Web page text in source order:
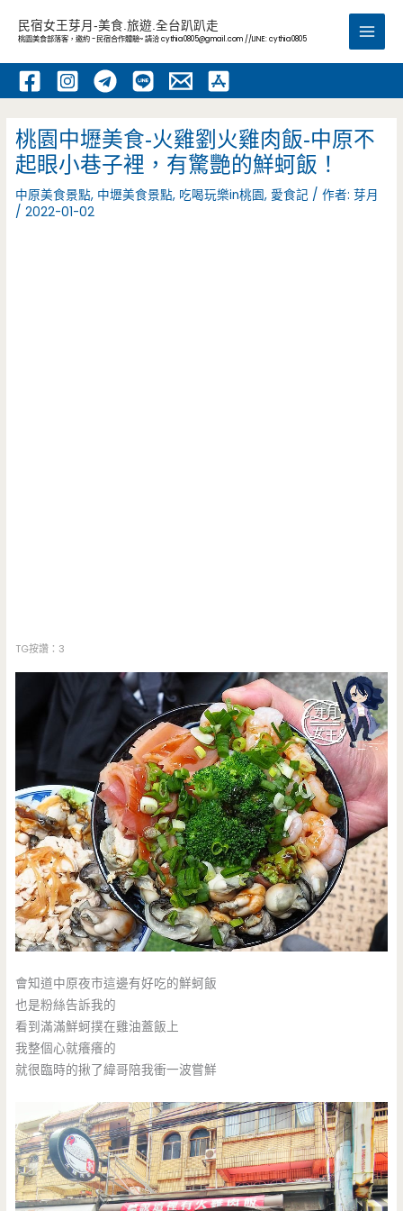
內
民宿女王芽月-美食.旅遊.全台趴趴走
桃園美食部落客，邀約 -民宿合作體驗~ 請洽cythia0805@gmail.com //LINE: cythia0805
Main
桃園中壢美食-火雞劉火雞肉飯-中原不
起眼小巷子裡，有驚艷的鮮蚵飯！
中原美食景點, 中壢美食景點, 吃喝玩樂in桃園, 愛食記 / 作者:芽月
/2022-01-02
TG按讚：3
會知道中原夜市這邊有好吃的鮮蚵飯
也是粉絲告訴我的
看到滿滿鮮蚵撲在雞油蓋飯上
我整個心就癢癢的
就很臨時的揪了緯哥陪我衝一波嘗鮮